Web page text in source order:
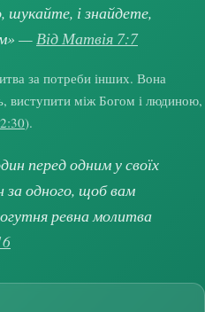
шукайте, і знайдете,
— Від Матвія 7:7
за потреби інших. Вона
виступити між Богом і людиною,
).
перед одним у своїх
за одного, щоб вам
ревна молитва